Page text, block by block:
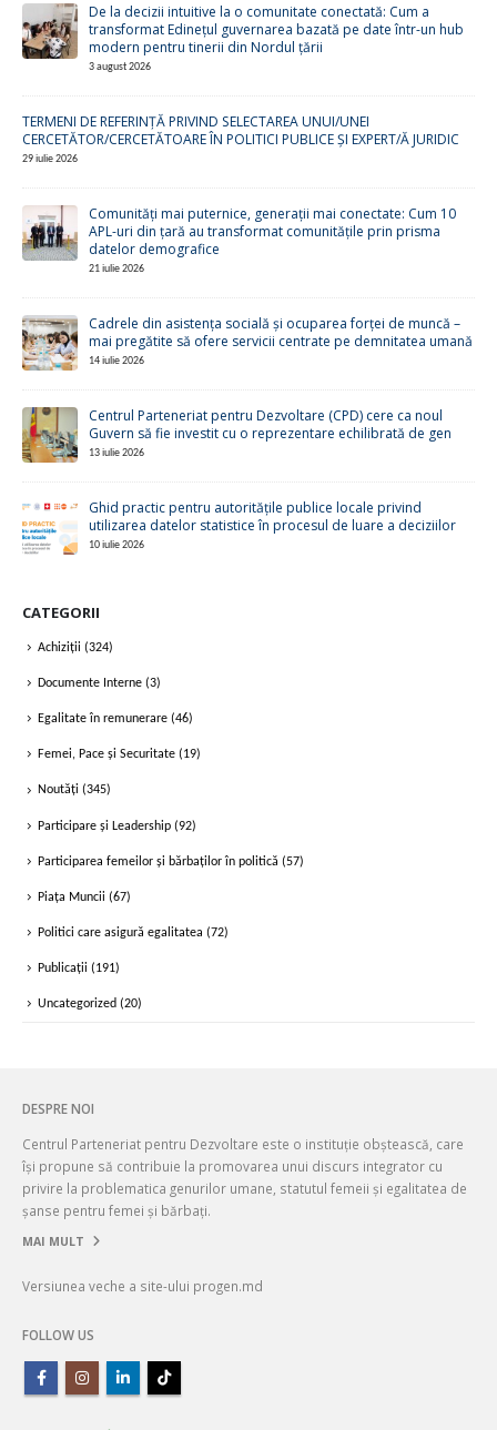
De la decizii intuitive la o comunitate conectată: Cum a
transformat Edinețul guvernarea bazată pe date într-un hub
modern pentru tinerii din Nordul țării
3 august 2026
TERMENI DE REFERINȚĂ PRIVIND SELECTAREA UNUI/UNEI
CERCETĂTOR/CERCETĂTOARE ÎN POLITICI PUBLICE ȘI EXPERT/Ă JURIDIC
29 iulie 2026
Comunități mai puternice, generații mai conectate: Cum 10
APL-uri din țară au transformat comunitățile prin prisma
datelor demografice
21 iulie 2026
Cadrele din asistența socială și ocuparea forței de muncă –
mai pregătite să ofere servicii centrate pe demnitatea umană
14 iulie 2026
Centrul Parteneriat pentru Dezvoltare (CPD) cere ca noul
Guvern să fie investit cu o reprezentare echilibrată de gen
13 iulie 2026
Ghid practic pentru autoritățile publice locale privind
utilizarea datelor statistice în procesul de luare a deciziilor
10 iulie 2026
CATEGORII
Achiziții (324)
Documente Interne (3)
Egalitate în remunerare (46)
Femei, Pace și Securitate (19)
Noutăți (345)
Participare și Leadership (92)
Participarea femeilor și bărbaților în politică (57)
Piața Muncii (67)
Politici care asigură egalitatea (72)
Publicații (191)
Uncategorized (20)
DESPRE NOI
Centrul Parteneriat pentru Dezvoltare este o instituție obștească, care
își propune să contribuie la promovarea unui discurs integrator cu
privire la problematica genurilor umane, statutul femeii și egalitatea de
șanse pentru femei și bărbați.
MAI MULT
Versiunea veche a site-ului progen.md
FOLLOW US